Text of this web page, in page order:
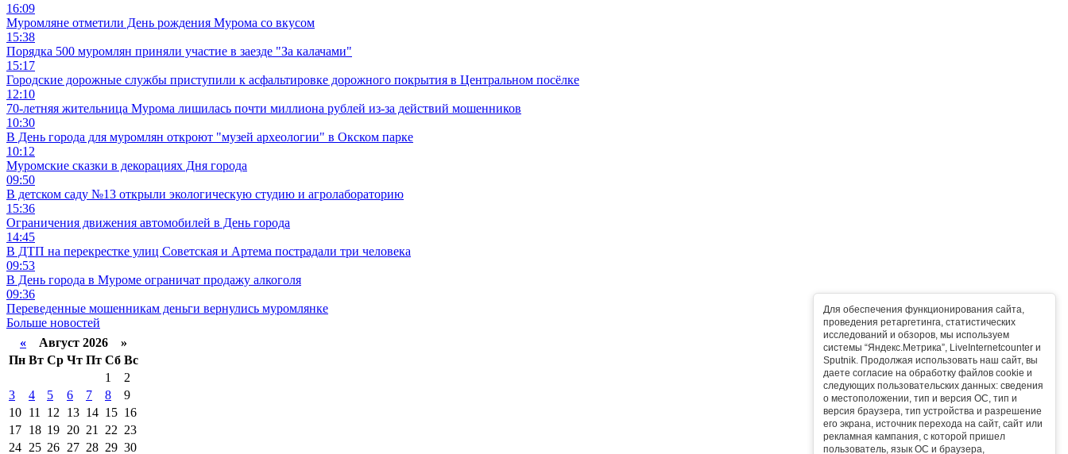
Для обеспечения функционирования сайта,
проведения ретаргетинга, статистических
исследований и обзоров, мы используем
системы “Яндекс.Метрика”, LiveInternetcounter и
Sputnik. Продолжая использовать наш сайт, вы
даете согласие на обработку файлов cookie и
следующих пользовательских данных: сведения
о местоположении, тип и версия ОС, тип и
версия браузера, тип устройства и разрешение
его экрана, источник перехода на сайт, сайт или
рекламная кампания, с которой пришел
пользователь, язык ОС и браузера,
16:09
Муромляне отметили День рождения Мурома со вкусом
15:38
Порядка 500 муромлян приняли участие в заезде "За калачами"
15:17
Городские дорожные службы приступили к асфальтировке дорожного покрытия в Центральном посёлке
12:10
70-летняя жительница Мурома лишилась почти миллиона рублей из-за действий мошенников
10:30
В День города для муромлян откроют "музей археологии" в Окском парке
10:12
Муромские сказки в декорациях Дня города
09:50
В детском саду №13 открыли экологическую студию и агролабораторию
15:36
Ограничения движения автомобилей в День города
14:45
В ДТП на перекрестке улиц Советская и Артема пострадали три человека
09:53
В День города в Муроме ограничат продажу алкоголя
09:36
Переведенные мошенникам деньги вернулись муромлянке
Больше новостей
« Август 2026 »
Пн Вт Ср Чт Пт Сб Вс
1
2
3
4 5 6 7 8
9
10 11 12 13 14 15 16
17 18 19 20 21 22 23
24 25 26 27 28 29 30